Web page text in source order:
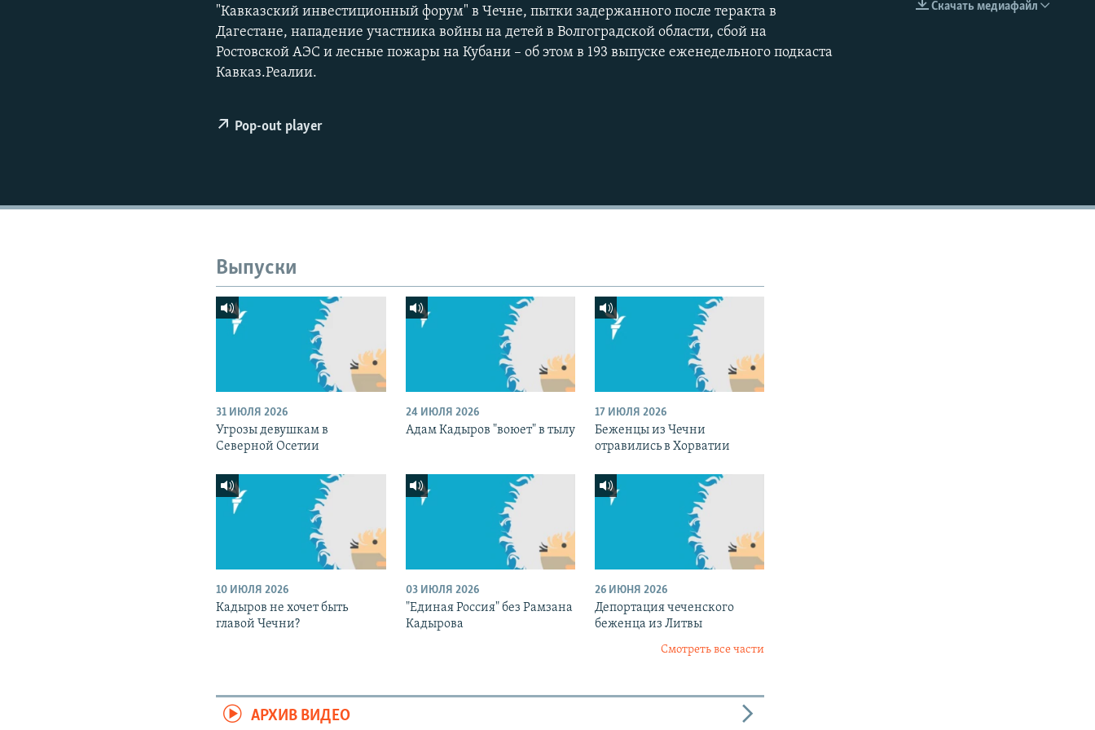
Подписаться
EMBED
Скачать медиафайл
"Кавказский инвестиционный форум" в Чечне, пытки задержанного после теракта в
Дагестане, нападение участника войны на детей в Волгоградской области, сбой на
Ростовской АЭС и лесные пожары на Кубани – об этом в 193 выпуске еженедельного подкаста
Кавказ.Реалии.
Pop-out player
Выпуски
31 ИЮЛЯ 2026
Угрозы девушкам в
Северной Осетии
24 ИЮЛЯ 2026
Адам Кадыров "воюет" в тылу
17 ИЮЛЯ 2026
Беженцы из Чечни
отравились в Хорватии
10 ИЮЛЯ 2026
Кадыров не хочет быть
главой Чечни?
03 ИЮЛЯ 2026
"Единая Россия" без Рамзана
Кадырова
26 ИЮНЯ 2026
Депортация чеченского
беженца из Литвы
Смотреть все части
АРХИВ ВИДЕО